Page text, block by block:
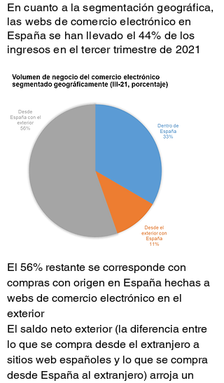
En cuanto a la segmentación geográfica,
las webs de comercio electrónico en
España se han llevado el 44% de los
ingresos en el tercer trimestre de 2021
El 56% restante se corresponde con
compras con origen en España hechas a
webs de comercio electrónico en el
exterior
El saldo neto exterior (la diferencia entre
lo que se compra desde el extranjero a
sitios web españoles y lo que se compra
desde España al extranjero) arroja un